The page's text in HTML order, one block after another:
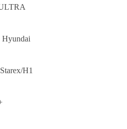
Hyundai
Starex/H1